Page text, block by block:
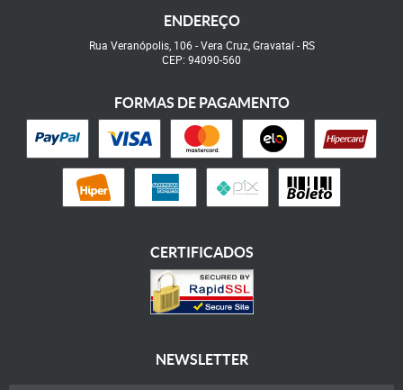
ENDEREÇO
Rua Veranópolis, 106 -Vera Cruz, Gravataí- RS
CEP: 94090-560
FORMAS DE PAGAMENTO
CERTIFICADOS
NEWSLETTER